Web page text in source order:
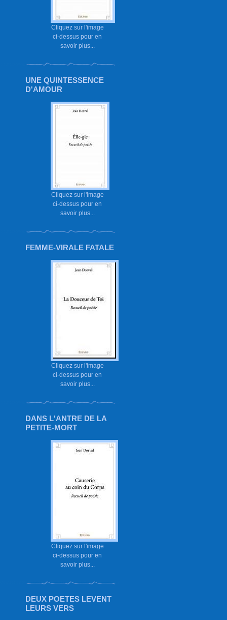
Cliquez sur l'image
ci-dessus pour en
savoir plus...
UNE QUINTESSENCE
D'AMOUR
Cliquez sur l'image
ci-dessus pour en
savoir plus...
FEMME-VIRALE FATALE
Cliquez sur l'image
ci-dessus pour en
savoir plus...
DANS L'ANTRE DE LA
PETITE-MORT
Cliquez sur l'image
ci-dessus pour en
savoir plus...
DEUX POETES LEVENT
LEURS VERS